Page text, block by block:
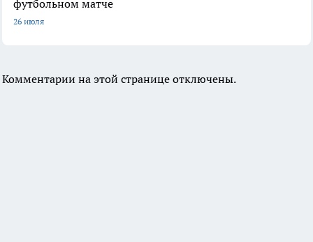
футбольном матче
26 июля
Комментарии на этой странице отключены.